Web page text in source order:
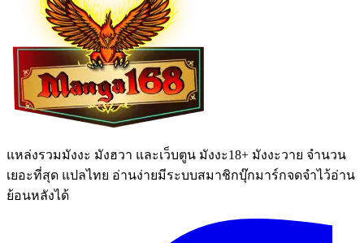
แหล่งรวมมังงะ มังฮวา และเว็บตูน มังงะ18+ มังงะวาย จำนวน
เยอะที่สุด แปลไทย อ่านง่ายมีระบบสมาชิกบุ๊กมาร์กจดจำไว้อ่าน
ย้อนหลังได้